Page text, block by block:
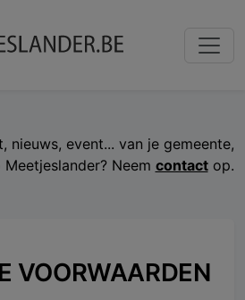
nieuws, event... van je gemeente,
Neem contactop.
VOORWAARDEN